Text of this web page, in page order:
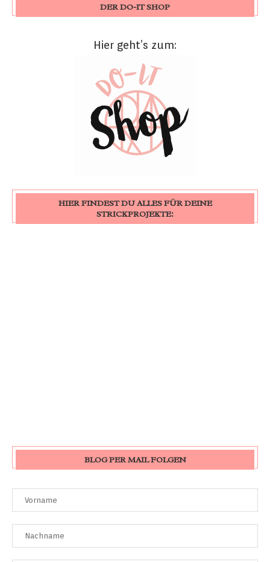
DER DO-IT SHOP
Hier geht’s zum:
HIER FINDEST DU ALLES FÜR DEINE
STRICKPROJEKTE:
BLOG PER MAIL FOLGEN